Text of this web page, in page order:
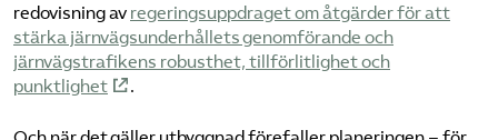
redovisning av regeringsuppdraget om åtgärder för att
stärka järnvägsunderhållets genomförande och
järnvägstrafikens robusthet, tillförlitlighet och
punktlighet
.